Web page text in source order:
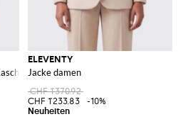
Mischung mit fallendem Revers
ELEVENTY
Jacke damen
CHF 1'370.92
CHF 1'233.83
-10%